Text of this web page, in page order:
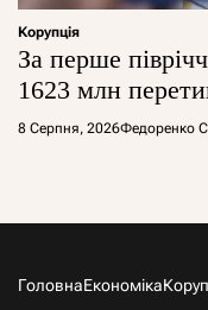
Корупція
За перше
1623 млн
8 Серпня, 2026Федоренко
ГоловнаЕкономіка